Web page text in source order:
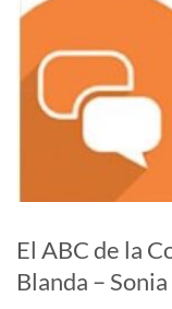
El ABC de la
Blanda –